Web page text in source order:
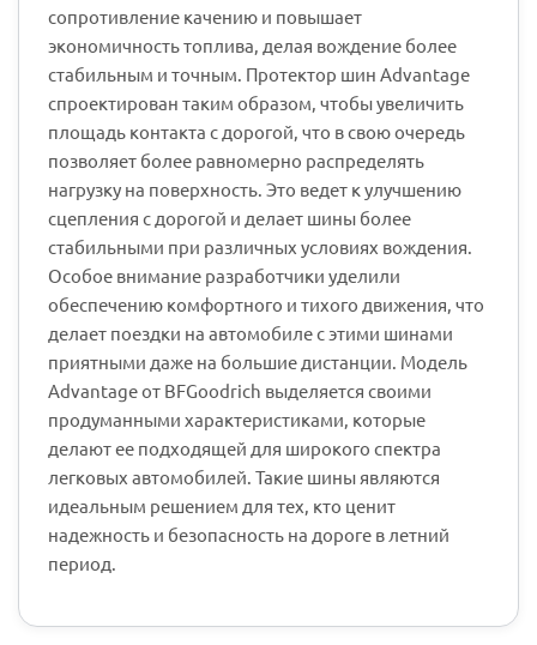
сопротивление качению и повышает
экономичность топлива, делая вождение более
стабильным и точным. Протектор шин Advantage
спроектирован таким образом, чтобы увеличить
площадь контакта с дорогой, что в свою очередь
позволяет более равномерно распределять
нагрузку на поверхность. Это ведет к улучшению
сцепления с дорогой и делает шины более
стабильными при различных условиях вождения.
Особое внимание разработчики уделили
обеспечению комфортного и тихого движения, что
делает поездки на автомобиле с этими шинами
приятными даже на большие дистанции. Модель
Advantage от BFGoodrich выделяется своими
продуманными характеристиками, которые
делают ее подходящей для широкого спектра
легковых автомобилей. Такие шины являются
идеальным решением для тех, кто ценит
надежность и безопасность на дороге в летний
период.